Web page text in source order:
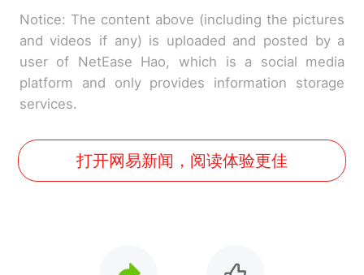
Notice: The content above (including the pictures
and videos if any) is uploaded and posted by a
user of NetEase Hao, which is a social media
platform and only provides information storage
services.
打开网易新闻，阅读体验更佳